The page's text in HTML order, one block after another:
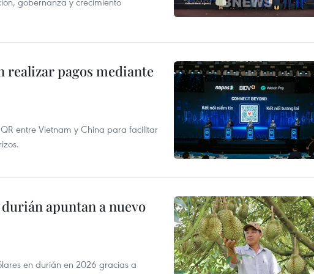
realizar pagos mediante
entre Vietnam y China para facilitar
apuntan a nuevo
en durián en 2026 gracias a